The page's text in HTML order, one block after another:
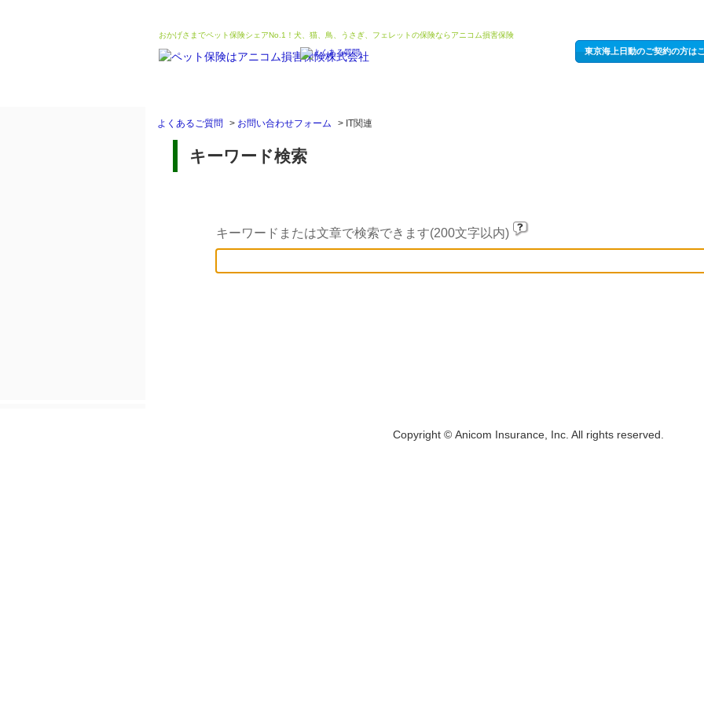
おかげさまでペット保険シェアNo.1！犬、猫、鳥、うさぎ、フェレットの保険ならアニコム損害保険
東京海上日動のご契約の方は
よくあるご質問 > お問い合わせフォーム > IT関連
キーワード検索
キーワードまたは文章で検索できます(200文字以内)
Copyright © Anicom Insurance, Inc. All rights reserved.